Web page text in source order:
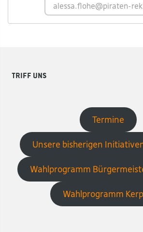
alessa.flohe@piraten-
Triff uns
Termine
Unsere bisherigen
Wahlprogramm
Wahlprogramm